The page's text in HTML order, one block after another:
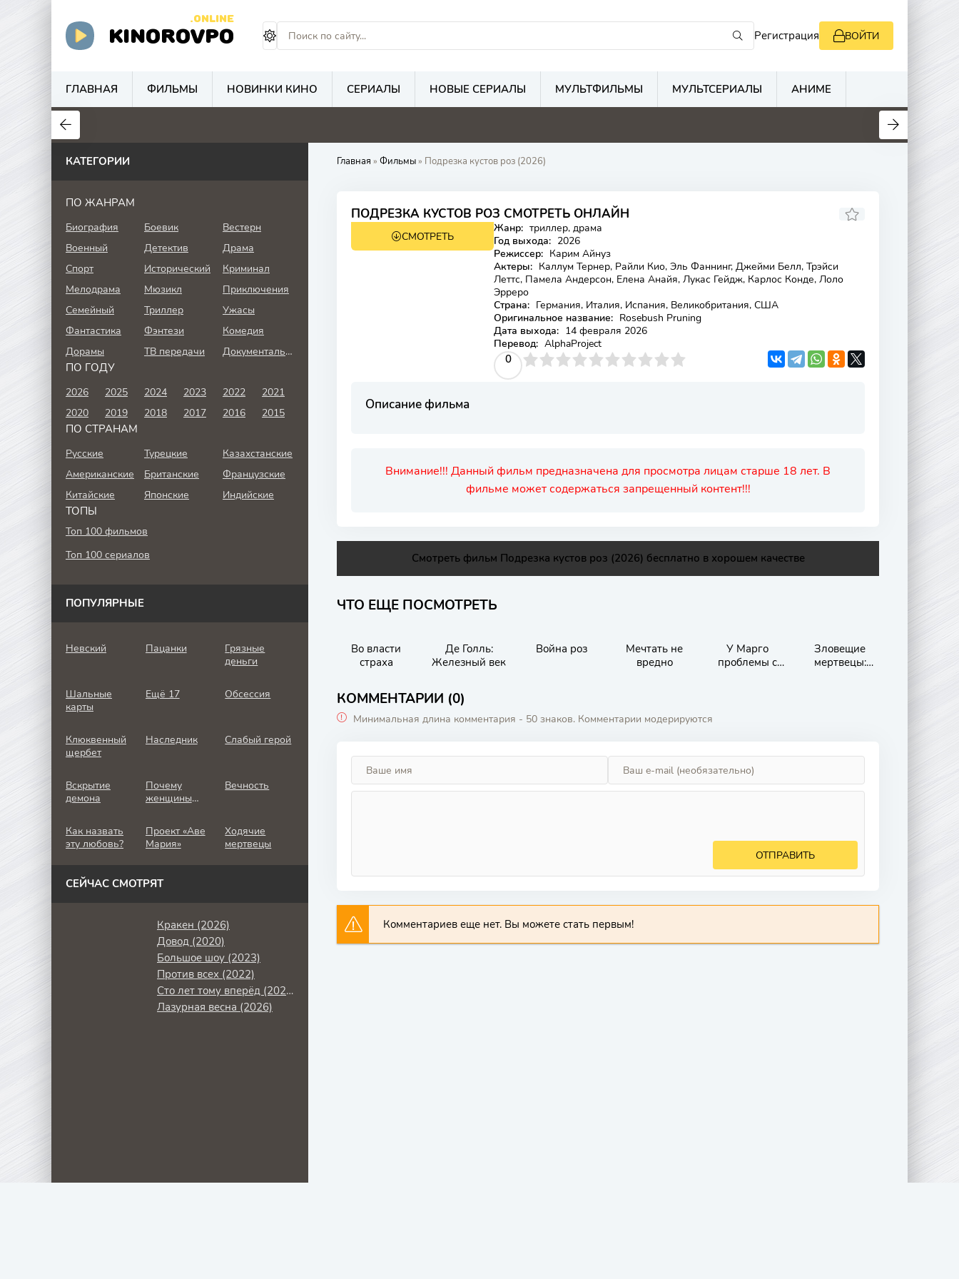
KINOROVPO
.ONLINE
Регистрация ВОЙТИ
ГЛАВНАЯ ФИЛЬМЫ НОВИНКИ КИНО СЕРИАЛЫ НОВЫЕ СЕРИАЛЫ МУЛЬТФИЛЬМЫ МУЛЬТСЕРИАЛЫ АНИМЕ
Главная » Фильмы» Подрезка кустов роз (2026)
ПОДРЕЗКА КУСТОВ РОЗ СМОТРЕТЬ ОНЛАЙН
СМОТРЕТЬ
Жанр: триллер, драма
Год выхода: 2026
Режиссер: Карим Айнуз
Актеры: Каллум Тернер, Райли Кио, Эль Фаннинг, Джейми Белл, Трэйси
Леттс, Памела Андерсон, Елена Анайя, Лукас Гейдж, Карлос Конде, Лоло
Эрреро
Страна: Германия, Италия, Испания, Великобритания, США
Оригинальное название: Rosebush Pruning
Дата выхода: 14 февраля 2026
Перевод: AlphaProject
0
4 5 6 7 8 9 10
Описание фильма
Внимание!!! Данный фильм предназначена для просмотра лицам старше 18 лет. В
фильме может содержаться запрещенный контент!!!
Смотреть фильм Подрезка кустов роз (2026) бесплатно в хорошем качестве
ЧТО ЕЩЕ ПОСМОТРЕТЬ
Во власти
страха
Де Голль:
Железный век
Война роз
Мечтать не
вредно
У Марго
проблемы с
Зловещие
мертвецы:
КОММЕНТАРИИ (0)
Минимальная длина комментария - 50 знаков. Комментарии модерируются
ОТПРАВИТЬ
Комментариев еще нет. Вы можете стать первым!
КАТЕГОРИИ
ПО ЖАНРАМ
Биография Боевик
Вестерн
Военный
Детектив
Драма
Спорт
Исторический
Криминал
Мелодрама
Мюзикл
Приключения
Семейный
Триллер
Ужасы
Фантастика
Фэнтези
Комедия
Дорамы
ТВ передачи Документальный
ПО ГОДУ
2026 2025 2024 2023 2022
2021
2020
2019 2018 2017 2016 2015
ПО СТРАНАМ
Русские Турецкие
Казахстанские
Американские
Британские
Французские
Китайские
Японские Индийские
ТОПЫ
Топ 100 фильмов
Топ 100 сериалов
ПОПУЛЯРНЫЕ
Невский Пацанки
Грязные
деньги
Шальные
карты
Ещё 17 Обсессия
Клюквенный
щербет
Наследник Слабый герой
Вскрытие
демона
Почему
женщины
Вечность
Как назвать
эту любовь?
Проект «Аве
Мария»
Ходячие
мертвецы
СЕЙЧАС СМОТРЯТ
Кракен (2026)
Довод (2020)
Большое шоу (2023)
Против всех (2022)
Сто лет тому вперёд (2024)
Лазурная весна (2026)